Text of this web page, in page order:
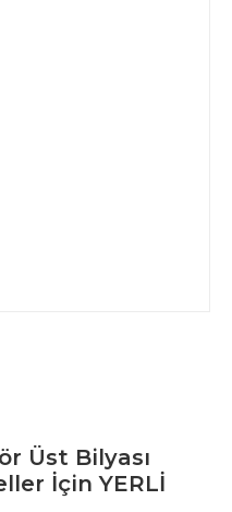
Üst Bilyası
İçin YERLİ